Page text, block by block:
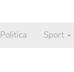
Politica Sport